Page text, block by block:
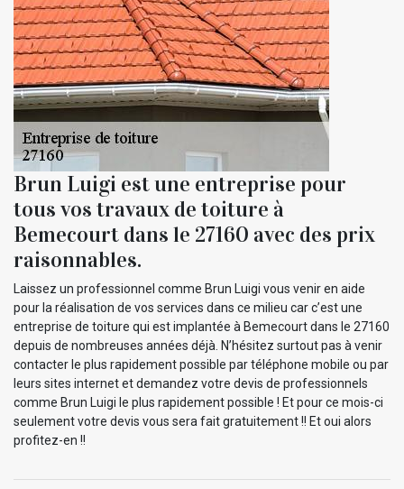
Brun Luigi est une entreprise pour
tous vos travaux de toiture à
Bemecourt dans le 27160 avec des prix
raisonnables.
Laissez un professionnel comme Brun Luigi vous venir en aide
pour la réalisation de vos services dans ce milieu car c’est une
entreprise de toiture qui est implantée à Bemecourt dans le 27160
depuis de nombreuses années déjà. N’hésitez surtout pas à venir
contacter le plus rapidement possible par téléphone mobile ou par
leurs sites internet et demandez votre devis de professionnels
comme Brun Luigi le plus rapidement possible ! Et pour ce mois-ci
seulement votre devis vous sera fait gratuitement !! Et oui alors
profitez-en !!